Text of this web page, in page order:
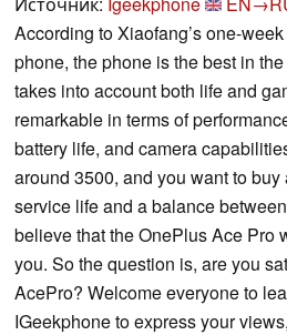
According to Xiaofang’s one-
phone, the phone is the best in
takes into account both life and
remarkable in terms of
battery life, and camera
around 3500, and you want to
service life and a balance
believe that the OnePlus Ace Pro
you. So the question is, are you
AcePro? Welcome everyone to
IGeekphone to express your